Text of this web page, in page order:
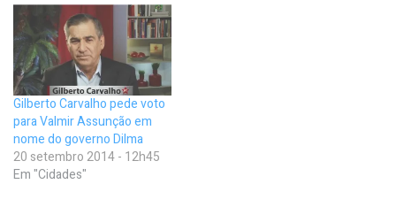
Gilberto Carvalho pede voto
para Valmir Assunção em
nome do governo Dilma
20 setembro 2014 - 12h45
Em "Cidades"